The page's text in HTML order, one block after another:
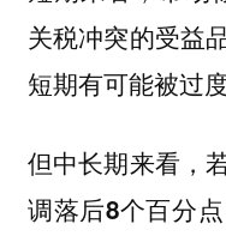
关税冲突的受益
短期有可能被过度
但中长期来看，
调落后8个百分